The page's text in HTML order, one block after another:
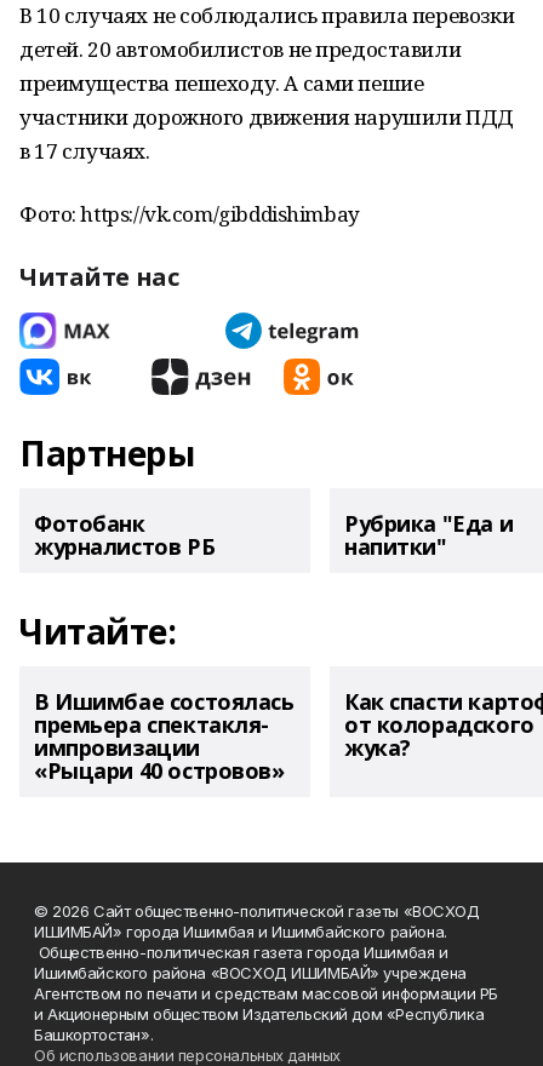
В 10 случаях не соблюдались правила перевозки
детей. 20 автомобилистов не предоставили
преимущества пешеходу. А сами пешие
участники дорожного движения нарушили ПДД
в 17 случаях.
Фото: https://vk.com/gibddishimbay
Читайте нас
Партнеры
Фотобанк
журналистов РБ
Рубрика "Еда и
напитки"
Читайте:
В Ишимбае состоялась
премьера спектакля-
импровизации
«Рыцари 40 островов»
Как спасти
от колорадского
жука?
© 2026 Сайт общественно-политической газеты «ВОСХОД
ИШИМБАЙ» города Ишимбая и Ишимбайского района.
Общественно-политическая газета города Ишимбая и
Ишимбайского района «ВОСХОД ИШИМБАЙ» учреждена
Агентством по печати и средствам массовой информации РБ
и Акционерным обществом Издательский дом «Республика
Башкортостан».
Об использовании персональных данных